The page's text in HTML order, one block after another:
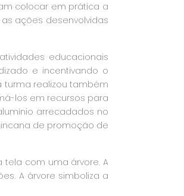
colocar em prática a
ações desenvolvidas
educacionais
e incentivando o
turma realizou também
los em recursos para
arrecadados no
de promoção de
com uma árvore. A
A árvore simboliza a